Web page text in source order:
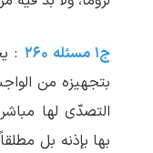
ج۱ مسئله ۲۶۰
:
بتجهیزه من
التصدّی لها
بها بإذنه بل